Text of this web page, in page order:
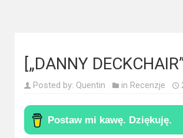
dokumentalne
Horrory
Kino
azjatyckie
[„DANNY
Posted by: Quentin in Recenzje